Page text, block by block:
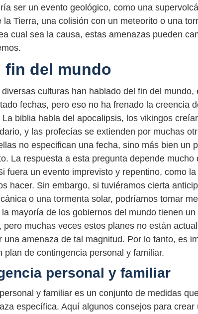
ser un evento geológico, como una
la Tierra, una colisión con un meteorito o una
cual sea la causa, estas amenazas pueden
fin del mundo
culturas han hablado del fin del mundo,
fechas, pero eso no ha frenado la creencia
biblia habla del apocalipsis, los vikingos
y las profecías se extienden por muchas
no especifican una fecha, sino más bien un
La respuesta a esta pregunta depende mucho
fuera un evento imprevisto y repentino, como
hacer. Sin embargo, si tuviéramos cierta
o una tormenta solar, podríamos tomar
mayoría de los gobiernos del mundo tienen
muchas veces estos planes no están
una amenaza de tal magnitud. Por lo tanto, es
plan de contingencia personal y familiar.
personal y familiar
y familiar es un conjunto de medidas
específica. Aquí algunos consejos para crear